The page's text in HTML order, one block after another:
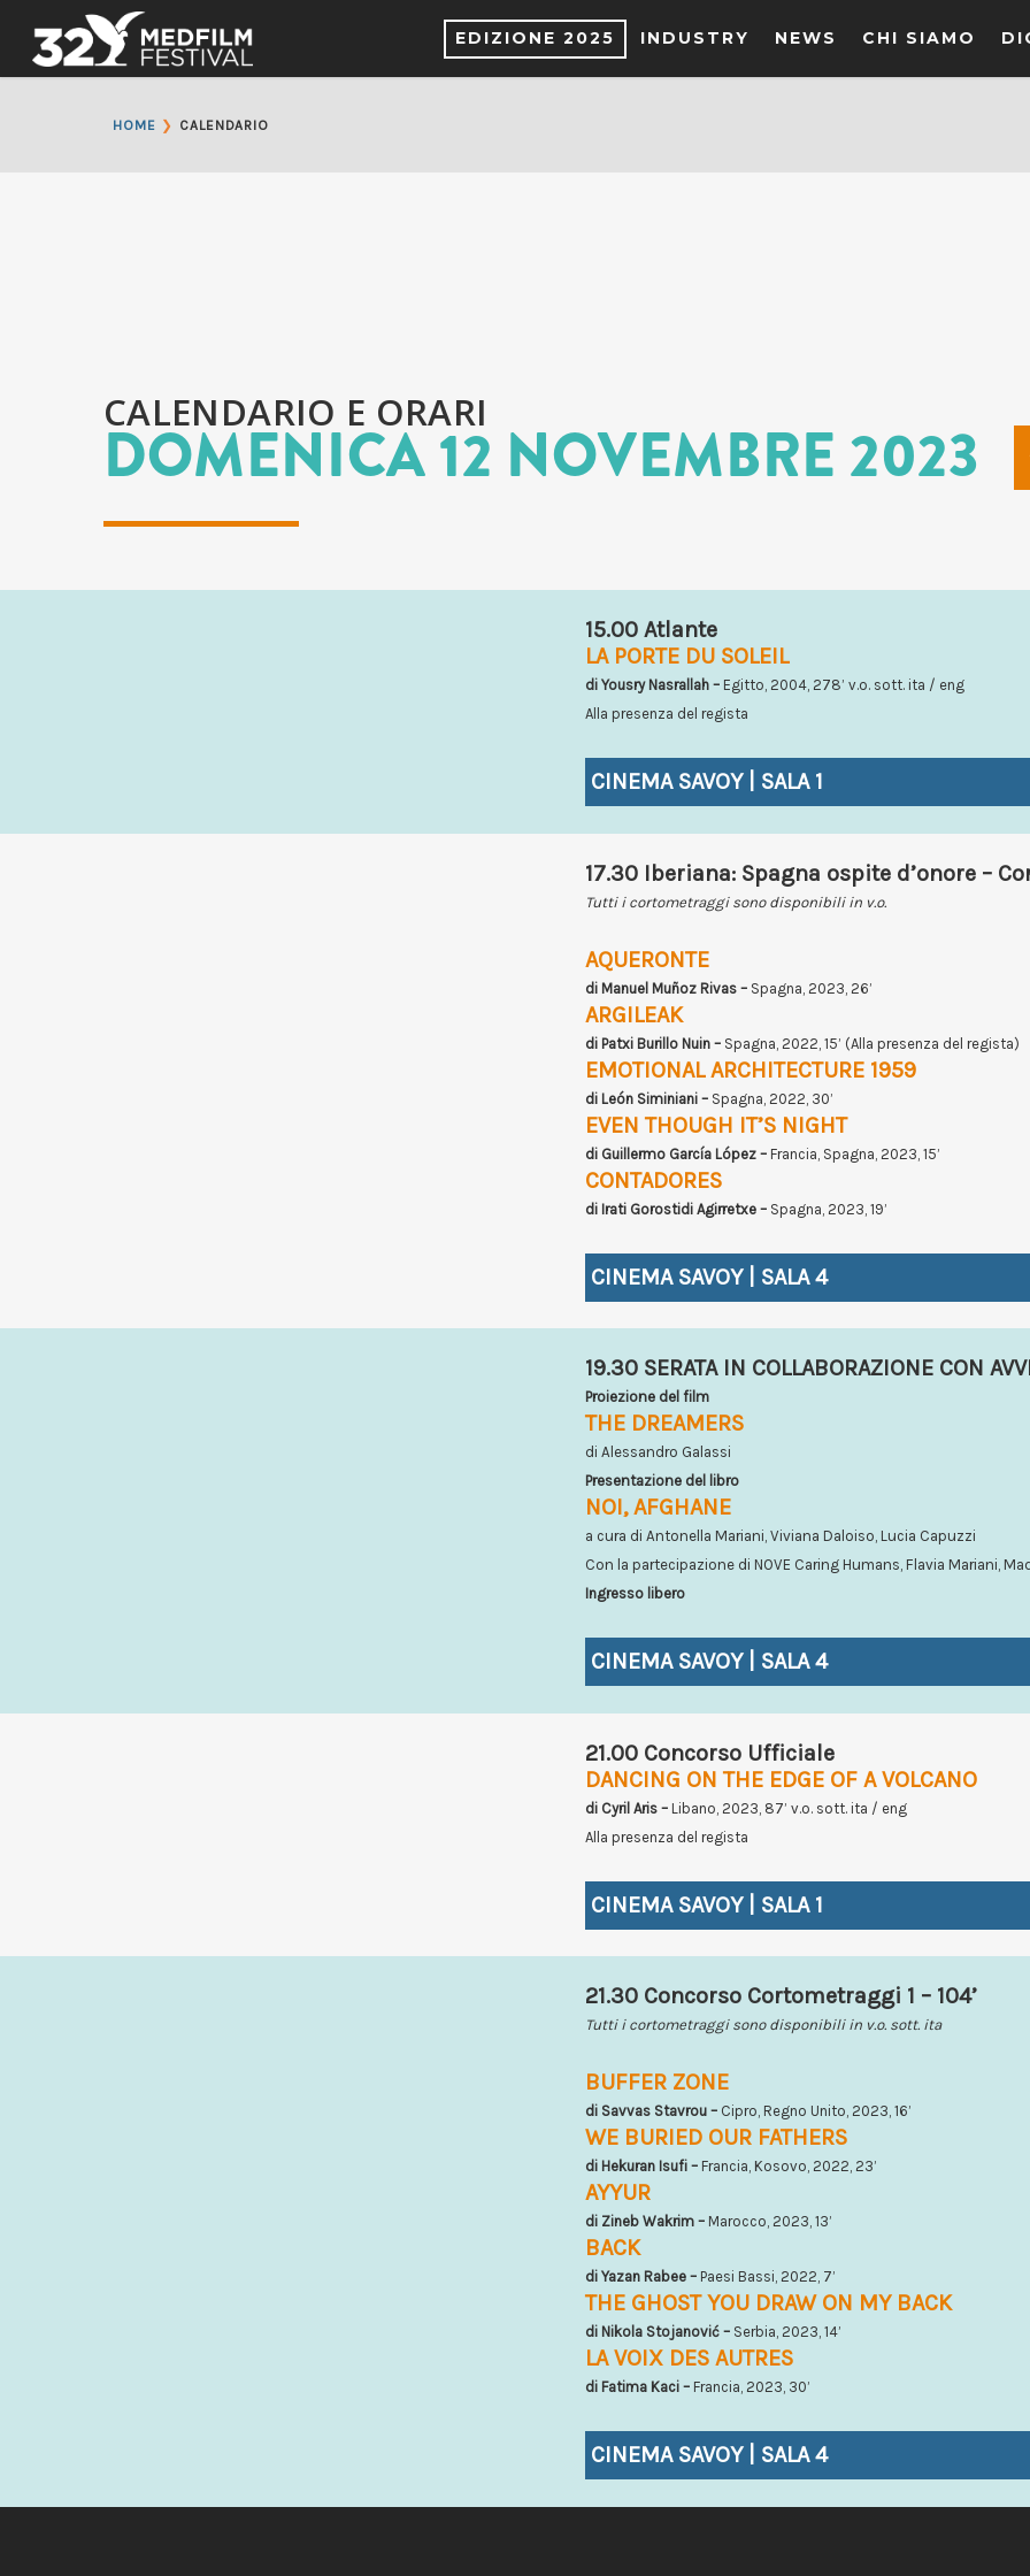
EDIZIONE 2025 INDUSTRY NEWS CHI SIAMO
HOME ❯ CALENDARIO
CALENDARIO E ORARI
DOMENICA 12 NOVEMBRE 2023
15.00 Atlante
LA PORTE DU SOLEIL
di Yousry Nasrallah – Egitto, 2004, 278’ v.o. sott. ita / eng
Alla presenza del regista
CINEMA SAVOY | SALA 1
17.30 Iberiana: Spagna ospite d’onore –
Tutti i cortometraggi sono disponibili in v.o.
AQUERONTE
di Manuel Muñoz Rivas – Spagna, 2023, 26’
ARGILEAK
di Patxi Burillo Nuin – Spagna, 2022, 15’ (Alla presenza del regista)
EMOTIONAL ARCHITECTURE 1959
di León Siminiani – Spagna, 2022, 30’
EVEN THOUGH IT’S NIGHT
di Guillermo García López – Francia, Spagna, 2023, 15’
CONTADORES
di Irati Gorostidi Agirretxe – Spagna, 2023, 19’
CINEMA SAVOY | SALA 4
19.30 SERATA IN COLLABORAZIONE CON
Proiezione del film
THE DREAMERS
di Alessandro Galassi
Presentazione del libro
NOI, AFGHANE
a cura di Antonella Mariani, Viviana Daloiso, Lucia Capuzzi
Con la partecipazione di NOVE Caring Humans, Flavia Mariani,
Ingresso libero
CINEMA SAVOY | SALA 4
21.00 Concorso Ufficiale
DANCING ON THE EDGE OF A VOLCANO
di Cyril Aris – Libano, 2023, 87’ v.o. sott. ita / eng
Alla presenza del regista
CINEMA SAVOY | SALA 1
21.30 Concorso Cortometraggi 1 – 104’
Tutti i cortometraggi sono disponibili in v.o. sott. ita
BUFFER ZONE
di Savvas Stavrou – Cipro, Regno Unito, 2023, 16’
WE BURIED OUR FATHERS
di Hekuran Isufi – Francia, Kosovo, 2022, 23’
AYYUR
di Zineb Wakrim – Marocco, 2023, 13’
BACK
di Yazan Rabee – Paesi Bassi, 2022, 7’
THE GHOST YOU DRAW ON MY BACK
di Nikola Stojanović – Serbia, 2023, 14’
LA VOIX DES AUTRES
di Fatima Kaci – Francia, 2023, 30’
CINEMA SAVOY | SALA 4